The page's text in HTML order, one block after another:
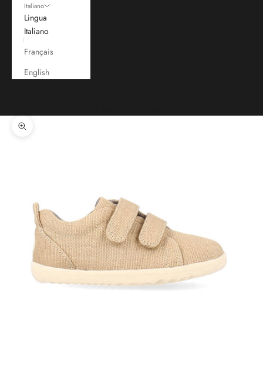
Italiano
Lingua
Italiano
Français
English
Ingrandisci immagine